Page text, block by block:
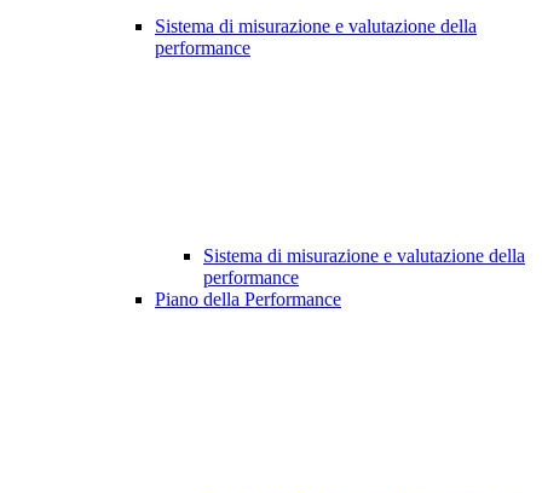
Sistema di misurazione e valutazione della
performance
Sistema di misurazione e valutazione della
performance
Piano della Performance